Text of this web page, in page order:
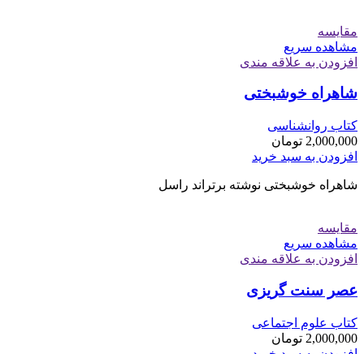
مقایسه
مشاهده سریع
افزودن به علاقه مندی
شاهراه خوشبختی
کتاب روانشناسی
2,000,000 تومان
افزودن به سبد خرید
شاهراه خوشبختی نوشته برتراند راسل
مقایسه
مشاهده سریع
افزودن به علاقه مندی
عصر سنت گریزی
کتاب علوم اجتماعی
2,000,000 تومان